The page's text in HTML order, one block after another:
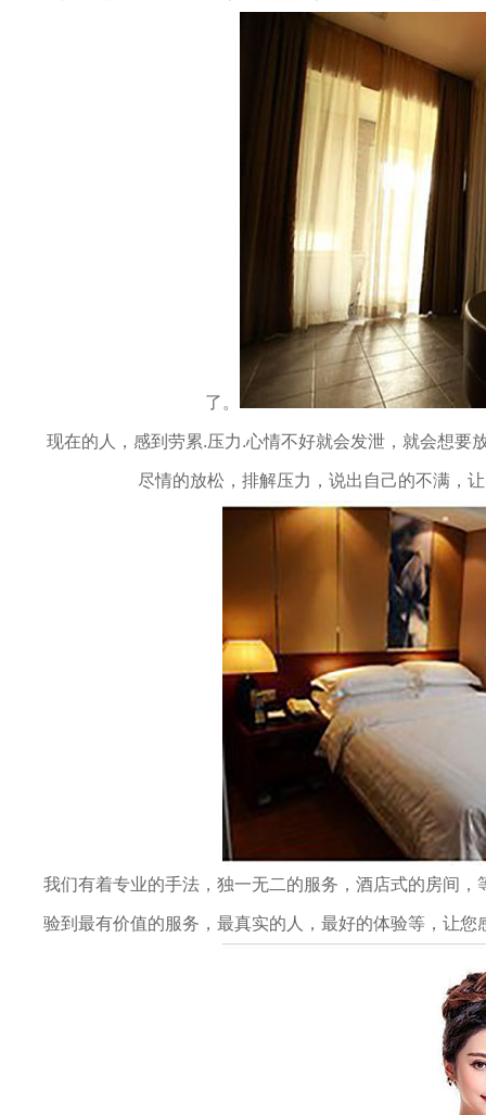
了。
现在的人，感到劳累.压力.心情不好就会发泄，就会想要
尽情的放松，排解压力，说出自己的不满，
我们有着专业的手法，独一无二的服务，酒店式的房间
验到最有价值的服务，最真实的人，最好的体验等，让